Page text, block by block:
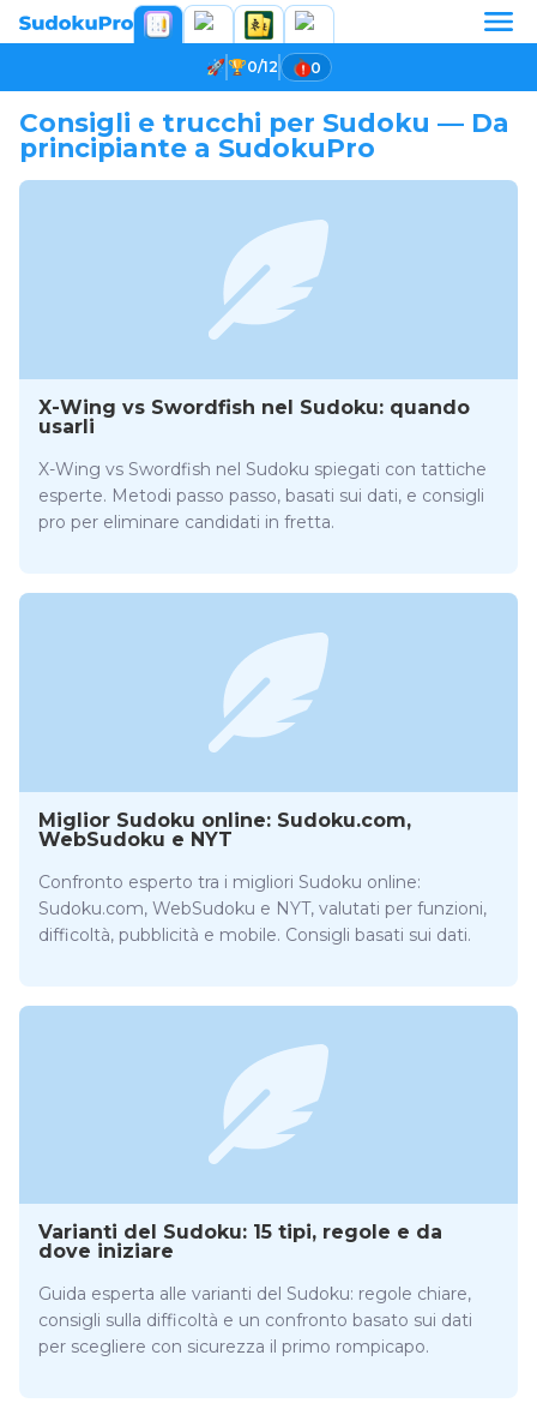
0/12 0
Consigli e trucchi per Sudoku — Da
principiante a SudokuPro
X-Wing vs Swordfish nel Sudoku: quando
usarli
X-Wing vs Swordfish nel Sudoku spiegati con tattiche
esperte. Metodi passo passo, basati sui dati, e consigli
pro per eliminare candidati in fretta.
Miglior Sudoku online: Sudoku.com,
WebSudoku e NYT
Confronto esperto tra i migliori Sudoku online:
Sudoku.com, WebSudoku e NYT, valutati per funzioni,
difficoltà, pubblicità e mobile. Consigli basati sui dati.
Varianti del Sudoku: 15 tipi, regole e da
dove iniziare
Guida esperta alle varianti del Sudoku: regole chiare,
consigli sulla difficoltà e un confronto basato sui dati
per scegliere con sicurezza il primo rompicapo.